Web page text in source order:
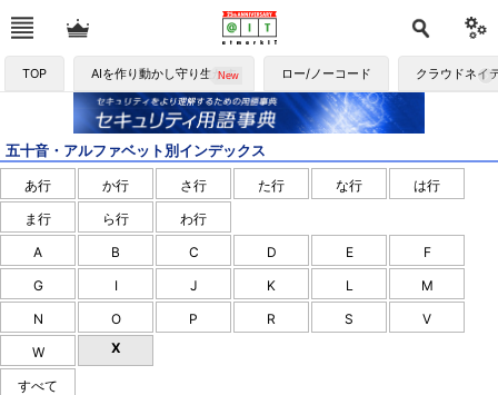
TOP AIを作り動かし守り生かす ロー/ノーコード クラウドネイ
五十音・アルファベット別インデックス
あ行 か行 さ行 た行 な行
は行
ま行
ら行
わ行
A
B C D E
F
G
I J K L
M
N
O P R S
V
W
X
すべて